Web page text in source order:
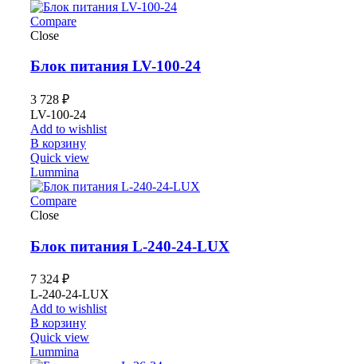
Compare
Close
Блок питания LV-100-24
3 728 ₽
LV-100-24
Add to wishlist
В корзину
Quick view
Lummina
Compare
Close
Блок питания L-240-24-LUX
7 324 ₽
L-240-24-LUX
Add to wishlist
В корзину
Quick view
Lummina